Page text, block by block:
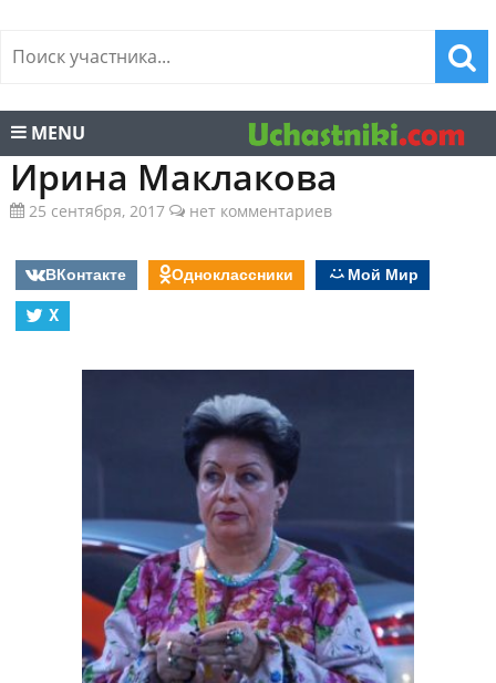
MENU
Ирина Маклакова
25 сентября, 2017 нет комментариев
ВКонтакте Одноклассники
Мой Мир
X